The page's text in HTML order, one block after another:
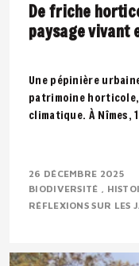
De friche
paysage vivant
Une pépinière
patrimoine
climatique. À Nîmes,
26 DÉCEMBRE 2025
BIODIVERSITÉ
RÉFLEXIONS SUR LES